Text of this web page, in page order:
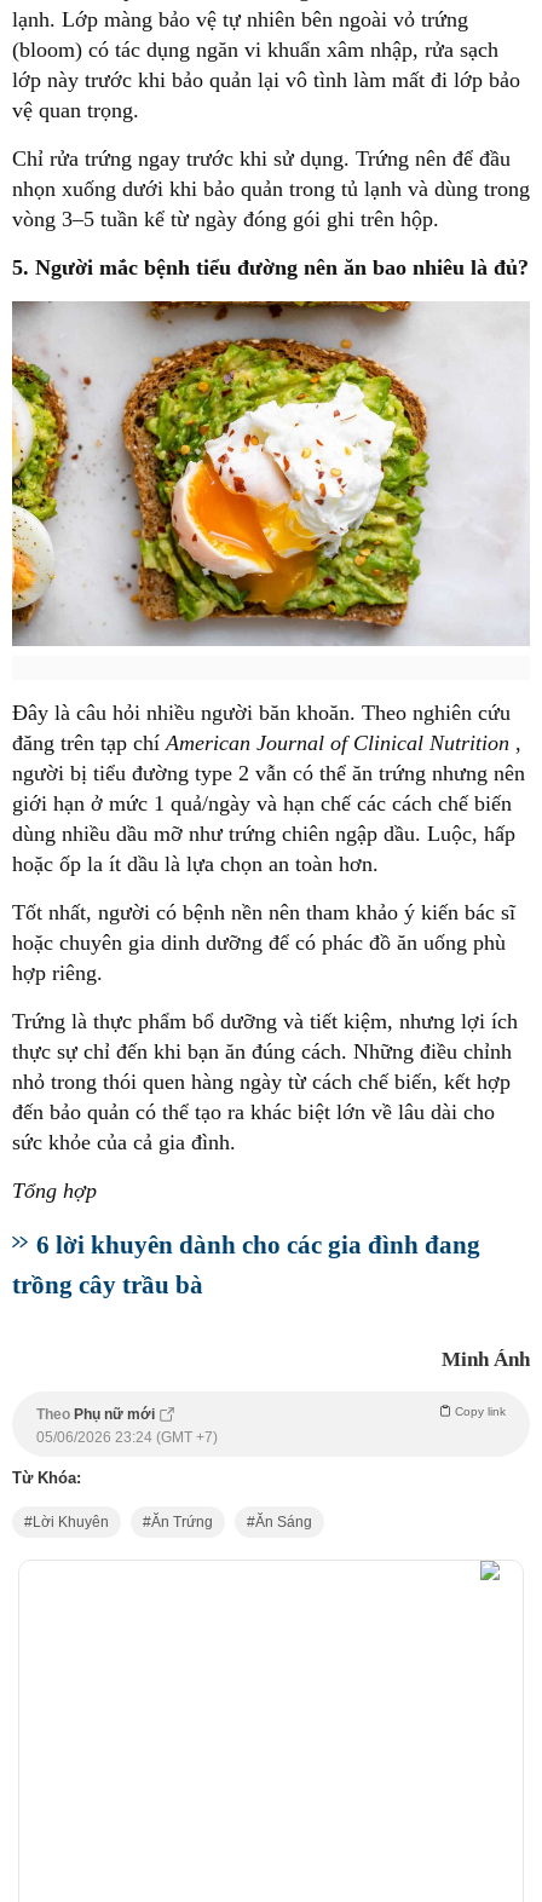
lạnh. Lớp màng bảo vệ tự nhiên bên ngoài vỏ trứng
(bloom) có tác dụng ngăn vi khuẩn xâm nhập, rửa sạch
lớp này trước khi bảo quản lại vô tình làm mất đi lớp bảo
vệ quan trọng.
Chỉ rửa trứng ngay trước khi sử dụng. Trứng nên để đầu
nhọn xuống dưới khi bảo quản trong tủ lạnh và dùng trong
vòng 3–5 tuần kể từ ngày đóng gói ghi trên hộp.
5. Người mắc bệnh tiểu đường nên ăn bao nhiêu là đủ?
Đây là câu hỏi nhiều người băn khoăn. Theo nghiên cứu
đăng trên tạp chíAmerican Journal of Clinical Nutrition ,
người bị tiểu đường type 2 vẫn có thể ăn trứng nhưng nên
giới hạn ở mức 1 quả/ngày và hạn chế các cách chế biến
dùng nhiều dầu mỡ như trứng chiên ngập dầu. Luộc, hấp
hoặc ốp la ít dầu là lựa chọn an toàn hơn.
Tốt nhất, người có bệnh nền nên tham khảo ý kiến bác sĩ
hoặc chuyên gia dinh dưỡng để có phác đồ ăn uống phù
hợp riêng.
Trứng là thực phẩm bổ dưỡng và tiết kiệm, nhưng lợi ích
thực sự chỉ đến khi bạn ăn đúng cách. Những điều chỉnh
nhỏ trong thói quen hàng ngày từ cách chế biến, kết hợp
đến bảo quản có thể tạo ra khác biệt lớn về lâu dài cho
sức khỏe của cả gia đình.
Tổng hợp
6 lời khuyên dành cho các gia đình đang
trồng cây trầu bà
Minh Ánh
Theo Phụ nữ mới Copy link
05/06/2026 23:24 (GMT +7)
Từ Khóa:
Lời Khuyên Ăn Trứng Ăn Sáng